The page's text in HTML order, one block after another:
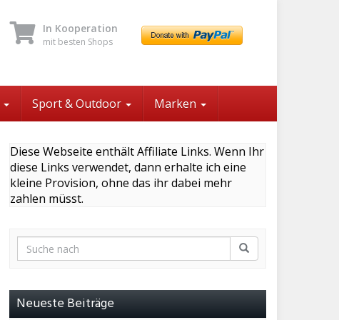
In Kooperation
mit besten Shops
Sport & Outdoor Marken
Diese Webseite enthält Affiliate Links. Wenn Ihr
diese Links verwendet, dann erhalte ich eine
kleine Provision, ohne das ihr dabei mehr
zahlen müsst.
Neueste Beiträge